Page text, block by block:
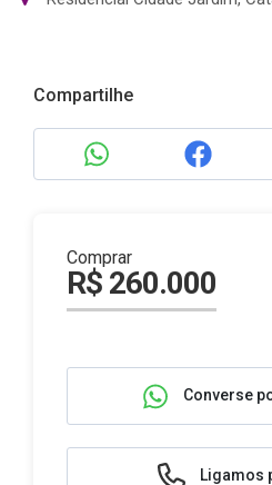
Compartilhe
Comprar
R$ 260.000
Converse
Ligamos